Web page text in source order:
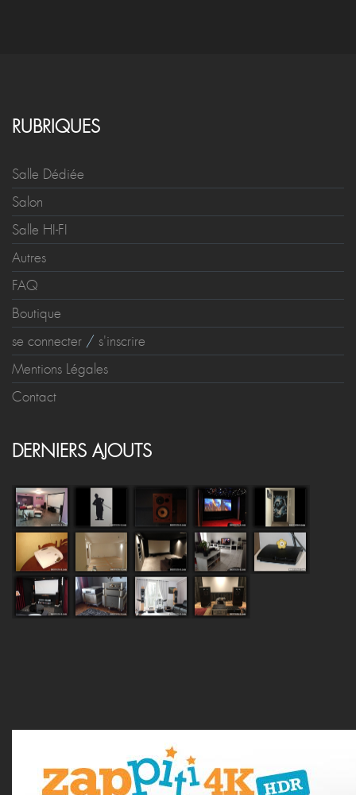
RUBRIQUES
Salle Dédiée
Salon
Salle HI-FI
Autres
FAQ
Boutique
se connecter / s'inscrire
Mentions Légales
Contact
DERNIERS AJOUTS